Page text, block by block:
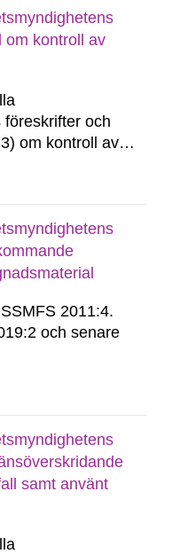
om kontroll av
och
om kontroll av
där alla ändringar
2011:4.
och senare
samt använt